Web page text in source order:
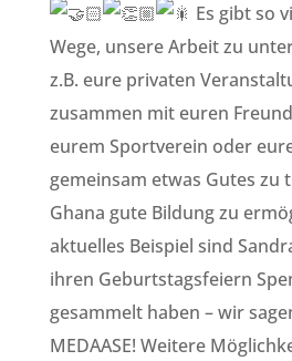
Es gibt so
Wege, unsere Arbeit zu
z.B. eure privaten
zusammen mit euren
eurem Sportverein oder
gemeinsam etwas Gutes zu
Ghana gute Bildung zu
aktuelles Beispiel sind
ihren Geburtstagsfeiern
gesammelt haben – wir
MEDAASE! Weitere